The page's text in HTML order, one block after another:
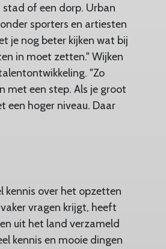
stad of een dorp. Urban
sporters en artiesten
je nog beter kijken wat bij
in moet zetten." Wijken
"Zo
met een step. Als je groot
een hoger niveau. Daar
kennis over het opzetten
vragen krijgt, heeft
uit het land verzameld
kennis en mooie dingen